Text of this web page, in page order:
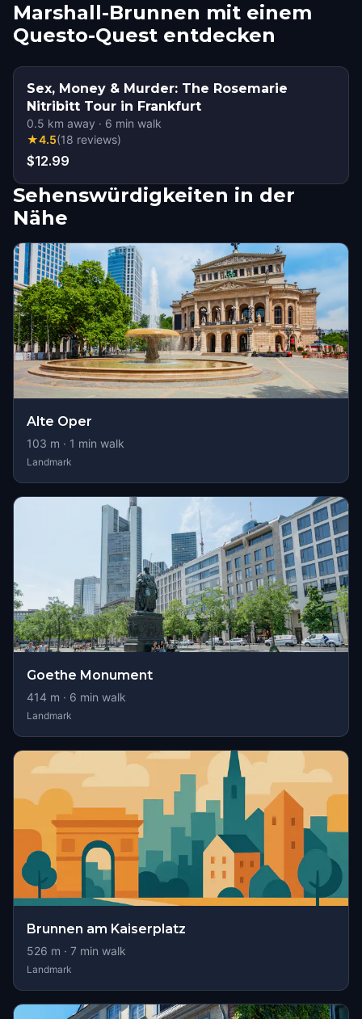
Marshall-Brunnen mit einem
Questo-Quest entdecken
Sex, Money & Murder: The Rosemarie
Nitribitt Tour in Frankfurt
0.5 km away · 6 min walk
★4.5(18 reviews)
$12.99
Sehenswürdigkeiten in der
Nähe
Alte Oper
103 m · 1 min walk
Landmark
Goethe Monument
414 m · 6 min walk
Landmark
Brunnen am Kaiserplatz
526 m · 7 min walk
Landmark